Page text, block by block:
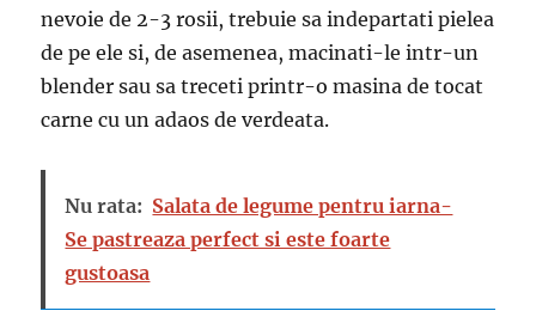
nevoie de 2-3 rosii, trebuie sa indepartati pielea
de pe ele si, de asemenea, macinati-le intr-un
blender sau sa treceti printr-o masina de tocat
carne cu un adaos de verdeata.
Nu rata: Salata de legume pentru iarna-
Se pastreaza perfect si este foarte
gustoasa